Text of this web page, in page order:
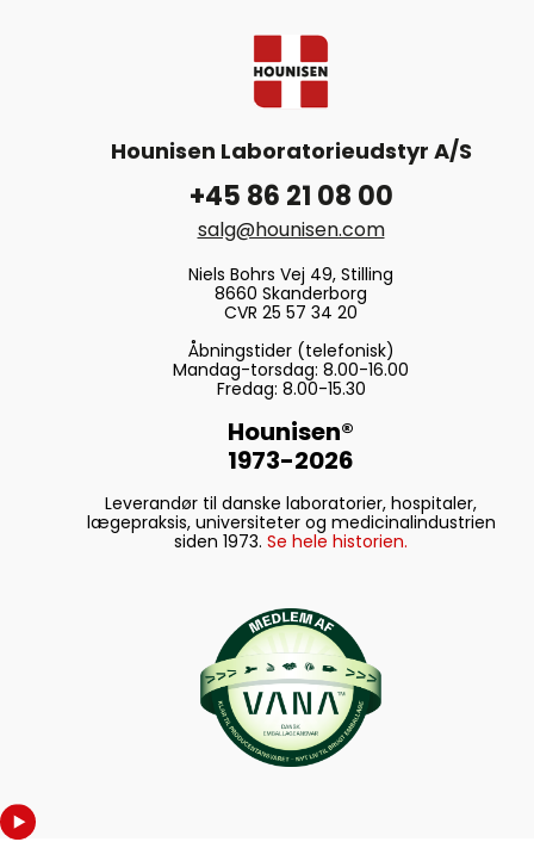
Hounisen Laboratorieudstyr A/S
+45 86 21 08 00
salg@hounisen.com
Niels Bohrs Vej 49, Stilling
8660 Skanderborg
CVR 25 57 34 20
Åbningstider (telefonisk)
Mandag-torsdag: 8.00-16.00
Fredag: 8.00-15.30
Hounisen®
1973-2026
Leverandør til danske laboratorier, hospitaler,
lægepraksis, universiteter og medicinalindustrien
siden 1973. Se hele historien.